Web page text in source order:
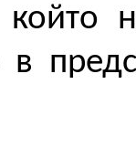
който
в